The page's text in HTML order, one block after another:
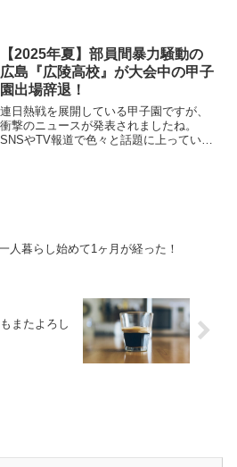
【2025年夏】部員間暴力騒動の
広島『広陵高校』が大会中の甲子
園出場辞退！
連日熱戦を展開している甲子園ですが、
衝撃のニュースが発表されましたね。
SNSやTV報道で色々と話題に上っていた
人暮らし始めて1ヶ月が経った！
またよろし